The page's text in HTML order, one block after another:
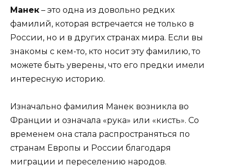
Манек – это одна из довольно редких
фамилий, которая встречается не только в
России, но и в других странах мира. Если вы
знакомы с кем-то, кто носит эту фамилию, то
можете быть уверены, что его предки имели
интересную историю.
Изначально фамилия Манек возникла во
Франции и означала «рука» или «кисть». Со
временем она стала распространяться по
странам Европы и России благодаря
миграции и переселению народов.